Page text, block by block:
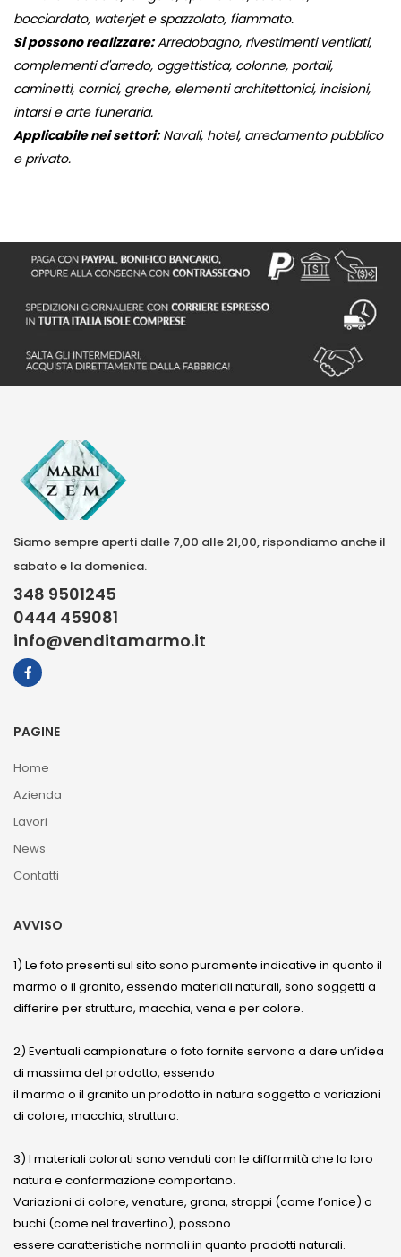
bocciardato, waterjet e spazzolato, fiammato.
Si possono realizzare:Arredobagno, rivestimenti ventilati,
complementi d'arredo, oggettistica, colonne, portali,
caminetti, cornici, greche, elementi architettonici, incisioni,
intarsi e arte funeraria.
Applicabile nei settori:Navali, hotel, arredamento pubblico
e privato.
Siamo sempre aperti dalle 7,00 alle 21,00, rispondiamo anche il
sabato e la domenica.
348 9501245
0444 459081
info@venditamarmo.it
PAGINE
Home
Azienda
Lavori
News
Contatti
AVVISO
1) Le foto presenti sul sito sono puramente indicative in quanto il
marmo o il granito, essendo materiali naturali, sono soggetti a
differire per struttura, macchia, vena e per colore.
2) Eventuali campionature o foto fornite servono a dare un’idea
di massima del prodotto, essendo
il marmo o il granito un prodotto in natura soggetto a variazioni
di colore, macchia, struttura.
3) I materiali colorati sono venduti con le difformità che la loro
natura e conformazione comportano.
Variazioni di colore, venature, grana, strappi (come l’onice) o
buchi (come nel travertino), possono
essere caratteristiche normali in quanto prodotti naturali.